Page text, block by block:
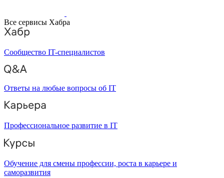
Все сервисы Хабра
Сообщество IT-специалистов
Ответы на любые вопросы об IT
Профессиональное развитие в IT
Обучение для смены профессии, роста в карьере и
саморазвития